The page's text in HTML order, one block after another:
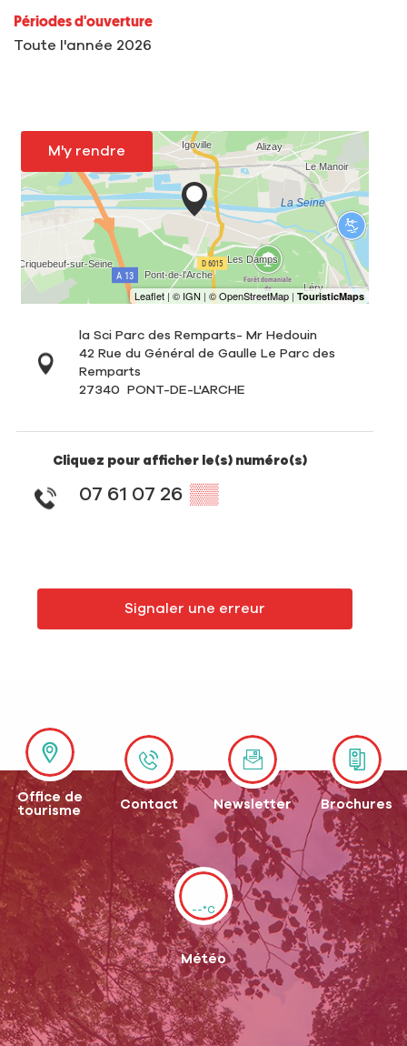
Périodes d'ouverture
Toute l'année 2026
M'y rendre
la Sci Parc des Remparts- Mr Hedouin
42 Rue du Général de Gaulle Le Parc des
Remparts
27340
PONT-DE-L'ARCHE
Cliquez pour afficher le(s) numéro(s)
07 61 07 26 ▒▒
Signaler une erreur
Office de
tourisme
Contact Newsletter Brochures
--°C
Météo